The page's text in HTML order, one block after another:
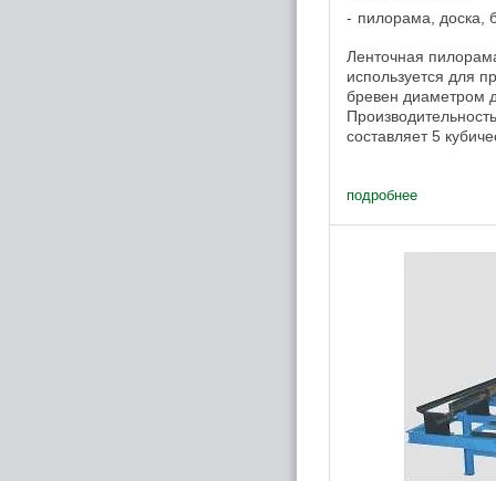
пилорама, доска,
Ленточная
используется для
бревен диаметром
составляет 5
подробнее